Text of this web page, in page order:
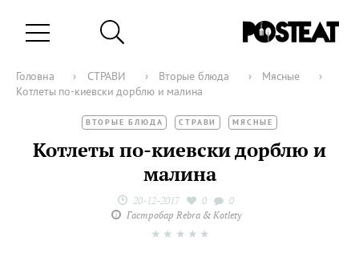
Головна › СТРАВИ › Вторые блюда › Мясные
›
Котлеты по-киевски дорблю и малина
ВТОРЫЕ БЛЮДА СТРАВИ МЯСНЫЕ
Котлеты по-киевски дорблю и
малина
20-12-2017 0
0
Гастробар Rebra & Kotlety
★
★
★
★
★